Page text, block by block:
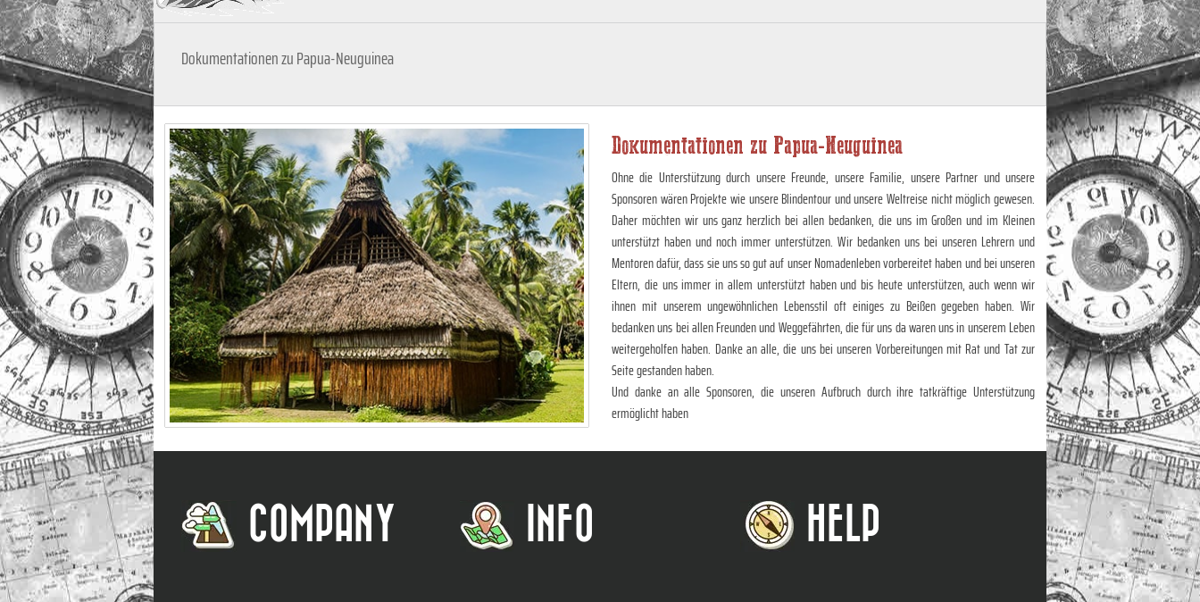
Dokumentationen zu Papua-Neuguinea
Dokumentationen zu Papua-Neuguinea
Ohne die Unterstützung durch unsere Freunde, unsere Familie, unsere Partner und unsere
Sponsoren wären Projekte wie unsere Blindentour und unsere Weltreise nicht möglich gewesen.
Daher möchten wir uns ganz herzlich bei allen bedanken, die uns im Großen und im Kleinen
unterstützt haben und noch immer unterstützen. Wir bedanken uns bei unseren Lehrern und
Mentoren dafür, dass sie uns so gut auf unser Nomadenleben vorbereitet haben und bei unseren
Eltern, die uns immer in allem unterstützt haben und bis heute unterstützen, auch wenn wir
ihnen mit unserem ungewöhnlichen Lebensstil oft einiges zu Beißen gegeben haben. Wir
bedanken uns bei allen Freunden und Weggefährten, die für uns da waren uns in unserem Leben
weitergeholfen haben. Danke an alle, die uns bei unseren Vorbereitungen mit Rat und Tat zur
Seite gestanden haben.
Und danke an alle Sponsoren, die unseren Aufbruch durch ihre tatkräftige Unterstützung
ermöglicht haben
COMPANY INFO HELP